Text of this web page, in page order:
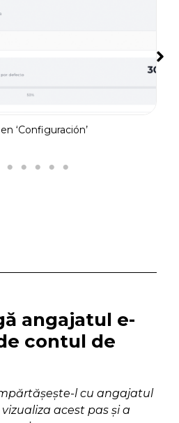
‘Configuración’
angajatul e-
contul de
l cu angajatul
acest pas și a